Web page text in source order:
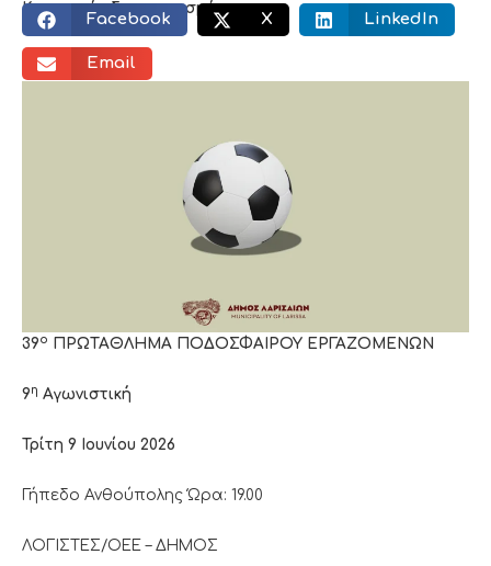
Κοινωνικός διαμοιρασμός:
Facebook X LinkedIn
Email
39ο ΠΡΩΤΑΘΛΗΜΑ ΠΟΔΟΣΦΑΙΡΟΥ ΕΡΓΑΖΟΜΕΝΩΝ
9η Αγωνιστική
Τρίτη 9 Ιουνίου 2026
Γήπεδο Ανθούπολης Ώρα: 19.00
ΛΟΓΙΣΤΕΣ/ΟΕΕ – ΔΗΜΟΣ